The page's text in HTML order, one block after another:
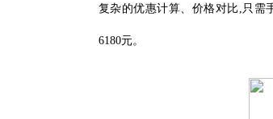
复杂的优惠计算、价格对比,只需
6180元。